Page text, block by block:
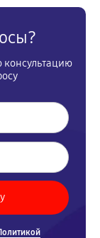
консультацию